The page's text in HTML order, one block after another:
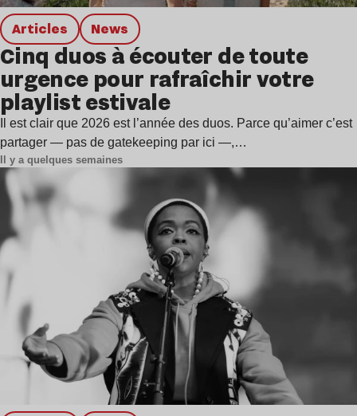
Articles news
Cinq duos à écouter de toute
urgence pour rafraîchir votre
playlist estivale
Il est clair que 2026 est l’année des duos. Parce qu’aimer c’est
partager — pas de gatekeeping par ici —,…
Il y a quelques semaines